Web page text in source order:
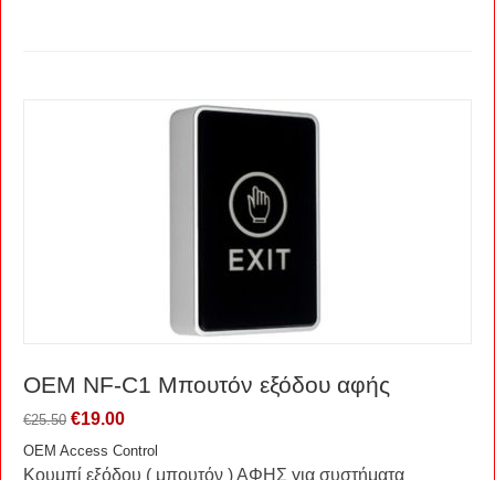
OEM NF-C1 Μπουτόν εξόδου αφής
€25.50 €19.00
OEM Access Control
Κουμπί εξόδου ( μπουτόν ) ΑΦΗΣ για συστήματα